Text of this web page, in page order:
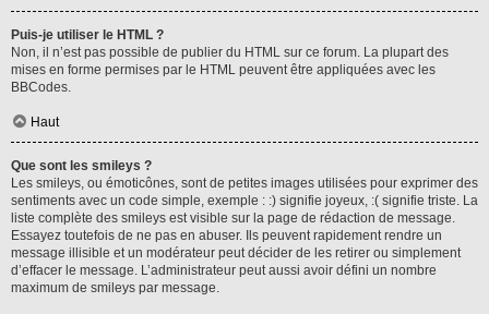
Puis-je utiliser le HTML ?
Non, il n’est pas possible de publier du HTML sur ce forum. La plupart des
mises en forme permises par le HTML peuvent être appliquées avec les
BBCodes.
Haut
Que sont les smileys ?
Les smileys, ou émoticônes, sont de petites images utilisées pour exprimer des
sentiments avec un code simple, exemple : :) signifie joyeux, :( signifie triste. La
liste complète des smileys est visible sur la page de rédaction de message.
Essayez toutefois de ne pas en abuser. Ils peuvent rapidement rendre un
message illisible et un modérateur peut décider de les retirer ou simplement
d’effacer le message. L’administrateur peut aussi avoir défini un nombre
maximum de smileys par message.